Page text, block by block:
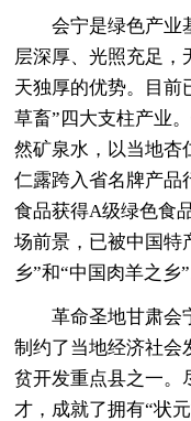
会宁是绿色产业
层深厚、光照充足，
天独厚的优势。目前
草畜”四大支柱产业
然矿泉水，以当地杏
仁露跨入省名牌产品
食品获得A级绿色食
场前景，已被中国特
乡”和“中国肉羊之乡”
革命圣地甘肃会
制约了当地经济社会
贫开发重点县之一。
才，成就了拥有“状